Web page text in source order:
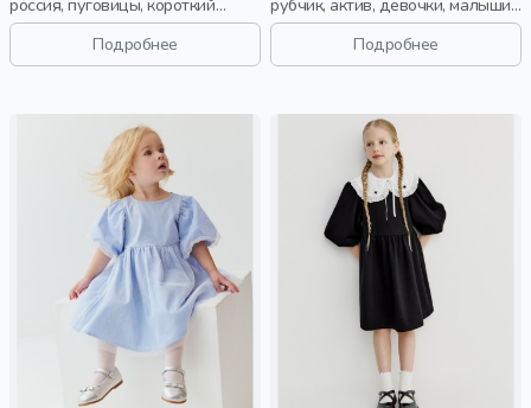
рукав, короткие, застежка,
складки, школа, воротник,
девочки, детиПодробнее
дошкольники, дети
Подробнее